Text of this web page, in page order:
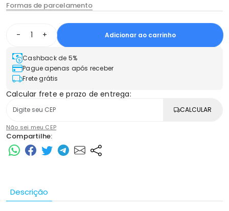
Formas de parcelamento
- + Adicionar ao carrinho
Cashback de 5%
Pague apenas após receber
Frete grátis
Calcular frete e prazo de entrega:
CALCULAR
Não sei meu CEP
Compartilhe:
Descrição